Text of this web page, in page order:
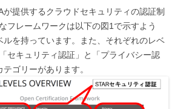
が提供するクラウドセキュリティの認証制
フレームワークは以下の図1で示すよう
ルを持っています。また、それぞれのレベ
セキュリティ認証」と「プライバシー認
ゴリーがあります。